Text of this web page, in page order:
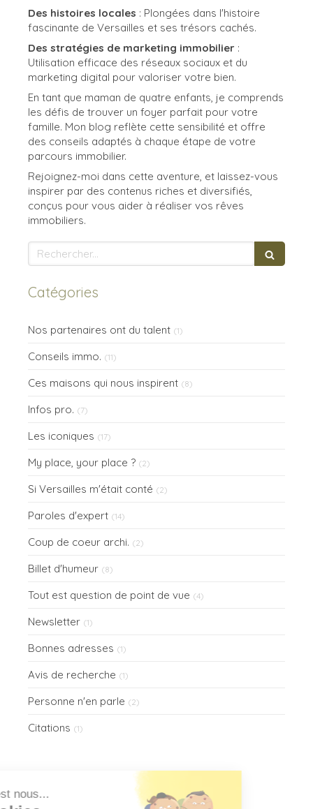
Des histoires locales : Plongées dans l'histoire
fascinante de Versailles et ses trésors cachés.
Des stratégies de marketing immobilier :
Utilisation efficace des réseaux sociaux et du
marketing digital pour valoriser votre bien.
En tant que maman de quatre enfants, je comprends
les défis de trouver un foyer parfait pour votre
famille. Mon blog reflète cette sensibilité et offre
des conseils adaptés à chaque étape de votre
parcours immobilier.
Rejoignez-moi dans cette aventure, et laissez-vous
inspirer par des contenus riches et diversifiés,
conçus pour vous aider à réaliser vos rêves
immobiliers.
Rechercher
Catégories
Nos partenaires ont du talent (1)
Conseils immo. (11)
Ces maisons qui nous inspirent (8)
Infos pro. (7)
Les iconiques (17)
My place, your place ? (2)
Si Versailles m'était conté (2)
Paroles d'expert (14)
Coup de coeur archi. (2)
Billet d'humeur (8)
Tout est question de point de vue (4)
Newsletter (1)
Bonnes adresses (1)
Avis de recherche (1)
Personne n'en parle (2)
Citations (1)